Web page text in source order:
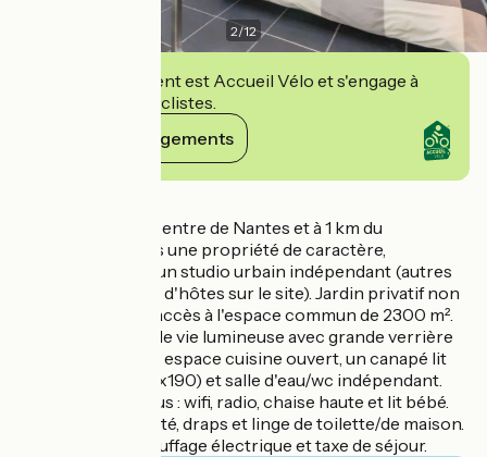
2/12
Cet établissement est Accueil Vélo et s'engage à
accueillir des cyclistes.
Voir ses engagements
Situé à 10 min du centre de Nantes et à 1 km du
périphérique dans une propriété de caractère,
l'Authentique est un studio urbain indépendant (autres
gîtes et chambres d'hôtes sur le site). Jardin privatif non
clos de 100 m² et accès à l'espace commun de 2300 m².
Plain pied : pièce de vie lumineuse avec grande verrière
de toit incluant un espace cuisine ouvert, un canapé lit
coulissant (lit 140x190) et salle d'eau/wc indépendant.
Equipements inclus : wifi, radio, chaise haute et lit bébé.
Compris: électricité, draps et linge de toilette/de maison.
Non compris: chauffage électrique et taxe de séjour.